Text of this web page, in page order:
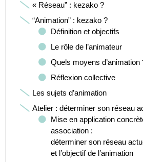
« Réseau” : kezako ?
“Animation” : kezako ?
Définition et objectifs
Le rôle de l’animateur
Quels moyens d’animation
Réflexion collective
Les sujets d’animation
Atelier : déterminer son réseau
Mise en application
association :
déterminer son réseau
et l’objectif de l’animation